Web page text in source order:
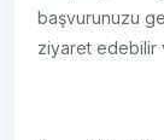
başvurunuzu
ziyaret edebilir